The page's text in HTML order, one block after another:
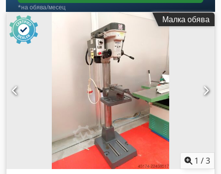
*на обява/месец
Малка обява
1 /3